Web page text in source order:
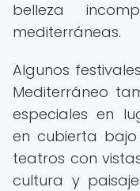
belleza
mediterráneas.
Algunos
Mediterráneo
especiales en
en cubierta
teatros con
cultura y